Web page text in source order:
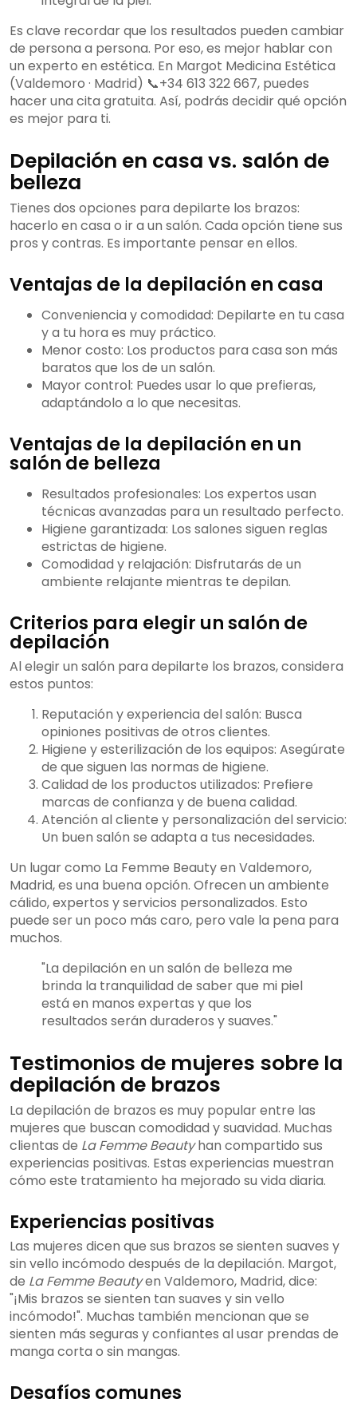
Es clave recordar que los resultados pueden cambiar
de persona a persona. Por eso, es mejor hablar con
un experto en estética. En Margot Medicina Estética
(Valdemoro · Madrid) 📞+34 613 322 667, puedes
hacer una cita gratuita. Así, podrás decidir qué opción
es mejor para ti.
Depilación en casa vs. salón de
belleza
Tienes dos opciones para depilarte los brazos:
hacerlo en casa o ir a un salón. Cada opción tiene sus
pros y contras. Es importante pensar en ellos.
Ventajas de la depilación en casa
Conveniencia y comodidad: Depilarte en tu casa
y a tu hora es muy práctico.
Menor costo: Los productos para casa son más
baratos que los de un salón.
Mayor control: Puedes usar lo que prefieras,
adaptándolo a lo que necesitas.
Ventajas de la depilación en un
salón de belleza
Resultados profesionales: Los expertos usan
técnicas avanzadas para un resultado perfecto.
Higiene garantizada: Los salones siguen reglas
estrictas de higiene.
Comodidad y relajación: Disfrutarás de un
ambiente relajante mientras te depilan.
Criterios para elegir un salón de
depilación
Al elegir un salón para depilarte los brazos, considera
estos puntos:
Reputación y experiencia del salón: Busca
opiniones positivas de otros clientes.
Higiene y esterilización de los equipos: Asegúrate
de que siguen las normas de higiene.
Calidad de los productos utilizados: Prefiere
marcas de confianza y de buena calidad.
Atención al cliente y personalización del servicio:
Un buen salón se adapta a tus necesidades.
Un lugar como La Femme Beauty en Valdemoro,
Madrid, es una buena opción. Ofrecen un ambiente
cálido, expertos y servicios personalizados. Esto
puede ser un poco más caro, pero vale la pena para
muchos.
"La depilación en un salón de belleza me
brinda la tranquilidad de saber que mi piel
está en manos expertas y que los
resultados serán duraderos y suaves."
Testimonios de mujeres sobre la
depilación de brazos
La depilación de brazos es muy popular entre las
mujeres que buscan comodidad y suavidad. Muchas
clientas de La Femme Beautyhan compartido sus
experiencias positivas. Estas experiencias muestran
cómo este tratamiento ha mejorado su vida diaria.
Experiencias positivas
Las mujeres dicen que sus brazos se sienten suaves y
sin vello incómodo después de la depilación. Margot,
de La Femme Beautyen Valdemoro, Madrid, dice:
"¡Mis brazos se sienten tan suaves y sin vello
incómodo!". Muchas también mencionan que se
sienten más seguras y confiantes al usar prendas de
manga corta o sin mangas.
Desafíos comunes